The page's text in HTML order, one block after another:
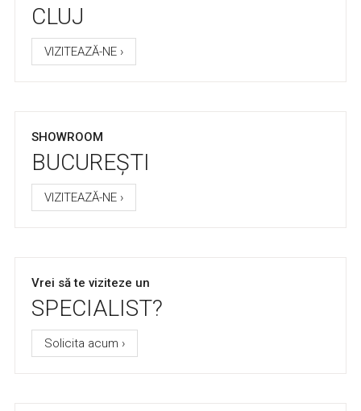
CLUJ
VIZITEAZĂ-NE ›
SHOWROOM
BUCUREȘTI
VIZITEAZĂ-NE ›
Vrei să te viziteze un
SPECIALIST?
Solicita acum ›